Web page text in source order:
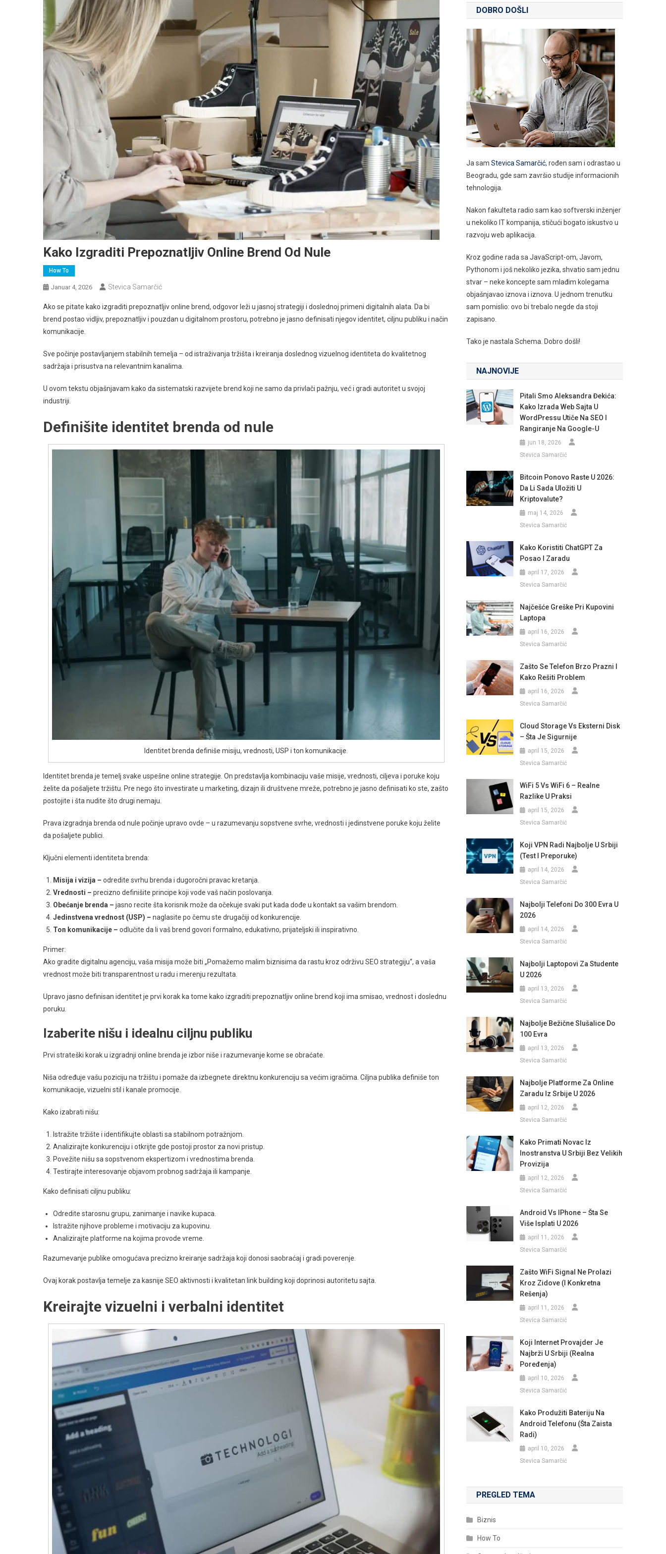
Kako Izgraditi Prepoznatljiv Online Brend Od Nule
How To
Januar 4, 2026 Stevica Samarčić
Ako se pitate kako izgraditi prepoznatljiv online brend, odgovor leži u jasnoj strategiji i doslednoj primeni digitalnih alata. Da bi
brend postao vidljiv, prepoznatljiv i pouzdan u digitalnom prostoru, potrebno je jasno definisati njegov identitet, ciljnu publiku i način
komunikacije.
Sve počinje postavljanjem stabilnih temelja – od istraživanja tržišta i kreiranja doslednog vizuelnog identiteta do kvalitetnog
sadržaja i prisustva na relevantnim kanalima.
U ovom tekstu objašnjavam kako da sistematski razvijete brend koji ne samo da privlači pažnju, već i gradi autoritet u svojoj
industriji.
Definišite identitet brenda od nule
Identitet brenda definiše misiju, vrednosti, USP i ton komunikacije.
Identitet brenda je temelj svake uspešne online strategije. On predstavlja kombinaciju vaše misije, vrednosti, ciljeva i poruke koju
želite da pošaljete tržištu. Pre nego što investirate u marketing, dizajn ili društvene mreže, potrebno je jasno definisati ko ste, zašto
postojite i šta nudite što drugi nemaju.
Prava izgradnja brenda od nule počinje upravo ovde – u razumevanju sopstvene svrhe, vrednosti i jedinstvene poruke koju želite
da pošaljete publici.
Ključni elementi identiteta brenda:
Misija i vizija – odredite svrhu brenda i dugoročni pravac kretanja.
Vrednosti – precizno definišite principe koji vode vaš način poslovanja.
Obećanje brenda – jasno recite šta korisnik može da očekuje svaki put kada dođe u kontakt sa vašim brendom.
Jedinstvena vrednost (USP) – naglasite po čemu ste drugačiji od konkurencije.
Ton komunikacije – odlučite da li vaš brend govori formalno, edukativno, prijateljski ili inspirativno.
Primer:
Ako gradite digitalnu agenciju, vaša misija može biti „Pomažemo malim biznisima da rastu kroz održivu SEO strategiju“, a vaša
vrednost može biti transparentnost u radu i merenju rezultata.
Upravo jasno definisan identitet je prvi korak ka tome kako izgraditi prepoznatljiv online brend koji ima smisao, vrednost i doslednu
poruku.
Izaberite nišu i idealnu ciljnu publiku
Prvi strateški korak u izgradnji online brenda je izbor niše i razumevanje kome se obraćate.
Niša određuje vašu poziciju na tržištu i pomaže da izbegnete direktnu konkurenciju sa većim igračima. Ciljna publika definiše ton
komunikacije, vizuelni stil i kanale promocije.
Kako izabrati nišu:
Istražite tržište i identifikujte oblasti sa stabilnom potražnjom.
Analizirajte konkurenciju i otkrijte gde postoji prostor za novi pristup.
Povežite nišu sa sopstvenom ekspertizom i vrednostima brenda.
Testirajte interesovanje objavom probnog sadržaja ili kampanje.
Kako definisati ciljnu publiku:
Odredite starosnu grupu, zanimanje i navike kupaca.
Istražite njihove probleme i motivaciju za kupovinu.
Analizirajte platforme na kojima provode vreme.
Razumevanje publike omogućava precizno kreiranje sadržaja koji donosi saobraćaj i gradi poverenje.
Ovaj korak postavlja temelje za kasnije SEO aktivnosti i kvalitetan link building koji doprinosi autoritetu sajta.
Kreirajte vizuelni i verbalni identitet
DOBRO DOŠLI
Ja samStevica Samarčić, rođen sam i odrastao u
Beogradu, gde sam završio studije informacionih
tehnologija.
Nakon fakulteta radio sam kao softverski inženjer
u nekoliko IT kompanija, stičući bogato iskustvo u
razvoju web aplikacija.
Kroz godine rada sa JavaScript-om, Javom,
Pythonom i još nekoliko jezika, shvatio sam jednu
stvar – neke koncepte sam mlađim kolegama
objašnjavao iznova i iznova. U jednom trenutku
sam pomislio: ovo bi trebalo negde da stoji
zapisano.
Tako je nastala Schema. Dobro došli!
NAJNOVIJE
Pitali Smo Aleksandra Đekića:
Kako Izrada Web Sajta U
WordPressu Utiče Na SEO I
Rangiranje Na Google-U
jun 18, 2026
Stevica Samarčić
Bitcoin Ponovo Raste U 2026:
Da Li Sada Uložiti U
Kriptovalute?
maj 14, 2026
Stevica Samarčić
Kako Koristiti ChatGPT Za
Posao I Zaradu
april 17, 2026
Stevica Samarčić
Najčešće Greške Pri Kupovini
Laptopa
april 16, 2026
Stevica Samarčić
Zašto Se Telefon Brzo Prazni I
Kako Rešiti Problem
april 16, 2026
Stevica Samarčić
Cloud Storage Vs Eksterni Disk
– Šta Je Sigurnije
april 15, 2026
Stevica Samarčić
WiFi 5 Vs WiFi 6 – Realne
Razlike U Praksi
april 15, 2026
Stevica Samarčić
Koji VPN Radi Najbolje U Srbiji
(test I Preporuke)
april 14, 2026
Stevica Samarčić
Najbolji Telefoni Do 300 Evra U
2026
april 14, 2026
Stevica Samarčić
Najbolji Laptopovi Za Studente
U 2026
april 13, 2026
Stevica Samarčić
Najbolje Bežične Slušalice Do
100 Evra
april 13, 2026
Stevica Samarčić
Najbolje Platforme Za Online
Zaradu Iz Srbije U 2026
april 12, 2026
Stevica Samarčić
Kako Primati Novac Iz
Inostranstva U Srbiji Bez Velikih
Provizija
april 12, 2026
Stevica Samarčić
Android Vs IPhone – Šta Se
Više Isplati U 2026
april 11, 2026
Stevica Samarčić
Zašto WiFi Signal Ne Prolazi
Kroz Zidove (i Konkretna
Rešenja)
april 11, 2026
Stevica Samarčić
Koji Internet Provajder Je
Najbrži U Srbiji (realna
Poređenja)
april 10, 2026
Stevica Samarčić
Kako Produžiti Bateriju Na
Android Telefonu (šta Zaista
Radi)
april 10, 2026
Stevica Samarčić
PREGLED TEMA
Biznis
How To